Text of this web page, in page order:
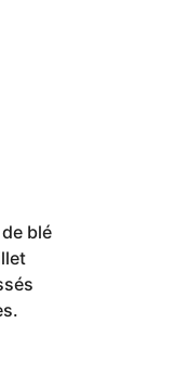
blé